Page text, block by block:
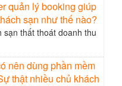
quản lý booking giúp
sạn như thế nào?
sạn thất thoát doanh thu
nên dùng phần mềm
thật nhiều chủ khách